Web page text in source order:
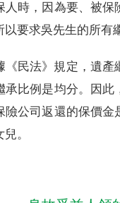
時，因為要、被
要求吳先生的所有
民法》規定，遺
比例是均分。因
公司返還的保價
。